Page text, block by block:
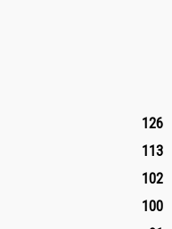
126
113
102
100